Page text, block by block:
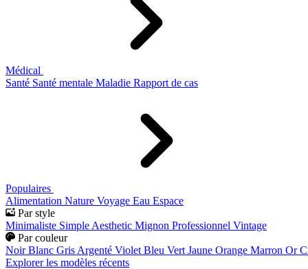
Médical
Santé Santé mentale Maladie Rapport de cas
Populaires
Alimentation Nature Voyage Eau Espace
Par style
Minimaliste Simple Aesthetic Mignon Professionnel Vintage
Par couleur
Noir Blanc Gris Argenté Violet Bleu Vert Jaune Orange Marron Or
Explorer les modèles récents